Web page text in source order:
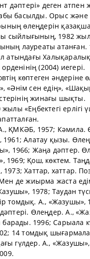
деген атпен
басылды. Орыс және
өлеңдерін
сыйлығының, 1982
лауреаты атанған.
атындағы
(2004) иегері.
көптеген әндеріне
«Әнім сен едің»,
жинағы шықты.
«Еңбектегі ерлігі
ҚМКӘБ, 1957; Кәмила.
Алатау қызы.
1966; Жаңа дәптер.
Қош, көктем.
Хаттар, хаттар.
де жиырма жаста
1978; Таудан
томдық. А., «Жазушы»,
Өлеңдер. А.,
1996; Сарыала
14 томдық
гүлдер. А.,